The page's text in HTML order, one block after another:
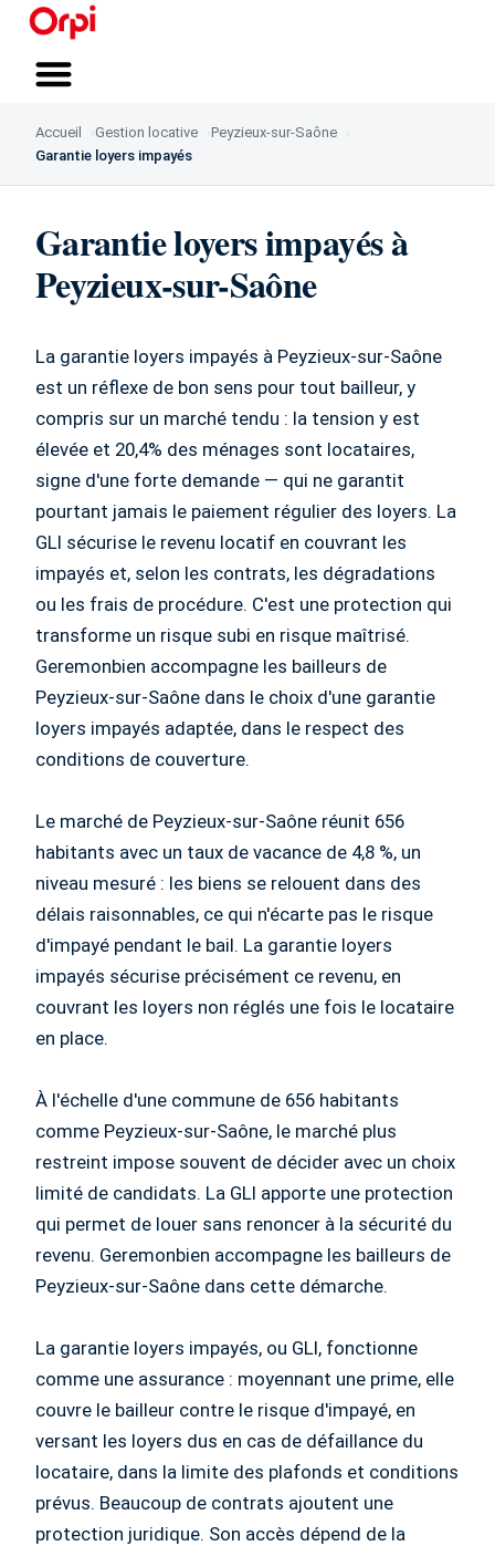
Accueil Gestion locative
Peyzieux-sur-Saône
Garantie loyers impayés
Garantie loyers impayés à
Peyzieux-sur-Saône
La garantie loyers impayés à Peyzieux-sur-Saône
est un réflexe de bon sens pour tout bailleur, y
compris sur un marché tendu : la tension y est
élevée et 20,4% des ménages sont locataires,
signe d'une forte demande — qui ne garantit
pourtant jamais le paiement régulier des loyers. La
GLI sécurise le revenu locatif en couvrant les
impayés et, selon les contrats, les dégradations
ou les frais de procédure. C'est une protection qui
transforme un risque subi en risque maîtrisé.
Geremonbien accompagne les bailleurs de
Peyzieux-sur-Saône dans le choix d'une garantie
loyers impayés adaptée, dans le respect des
conditions de couverture.
Le marché de Peyzieux-sur-Saône réunit 656
habitants avec un taux de vacance de 4,8 %, un
niveau mesuré : les biens se relouent dans des
délais raisonnables, ce qui n'écarte pas le risque
d'impayé pendant le bail. La garantie loyers
impayés sécurise précisément ce revenu, en
couvrant les loyers non réglés une fois le locataire
en place.
À l'échelle d'une commune de 656 habitants
comme Peyzieux-sur-Saône, le marché plus
restreint impose souvent de décider avec un choix
limité de candidats. La GLI apporte une protection
qui permet de louer sans renoncer à la sécurité du
revenu. Geremonbien accompagne les bailleurs de
Peyzieux-sur-Saône dans cette démarche.
La garantie loyers impayés, ou GLI, fonctionne
comme une assurance : moyennant une prime, elle
couvre le bailleur contre le risque d'impayé, en
versant les loyers dus en cas de défaillance du
locataire, dans la limite des plafonds et conditions
prévus. Beaucoup de contrats ajoutent une
protection juridique. Son accès dépend de la